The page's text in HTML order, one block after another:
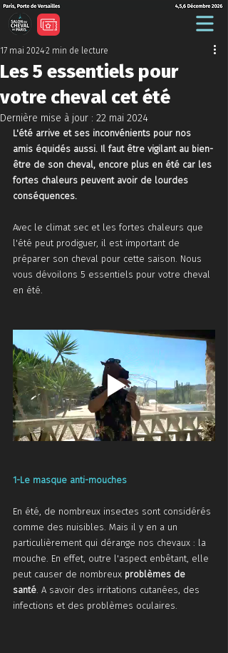
Les 5 essentiels pour
votre cheval cet été
17 mai 20242 min de lecture
Dernière mise à jour : 22 mai 2024
L'été arrive et ses inconvénients pour nos
amis équidés aussi. Il faut être vigilant au bien-
être de son cheval, encore plus en été car les
fortes chaleurs peuvent avoir de lourdes
conséquences.
Avec le climat sec et les fortes chaleurs que
l'été peut prodiguer, il est important de
préparer son cheval pour cette saison. Nous
vous dévoilons 5 essentiels pour votre cheval
en été.
1-Le masque anti-mouches
En été, de nombreux insectes sont considérés
comme des nuisibles. Mais il y en a un
particulièrement qui dérange nos chevaux : la
mouche. En effet, outre l'aspect enbêtant, elle
peut causer de nombreux problèmes de
santé. A savoir des irritations cutanées, des
infections et des problèmes oculaires.